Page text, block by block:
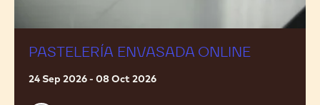
PASTELERÍA ENVASADA ONLINE
24 Sep 2026 - 08 Oct 2026